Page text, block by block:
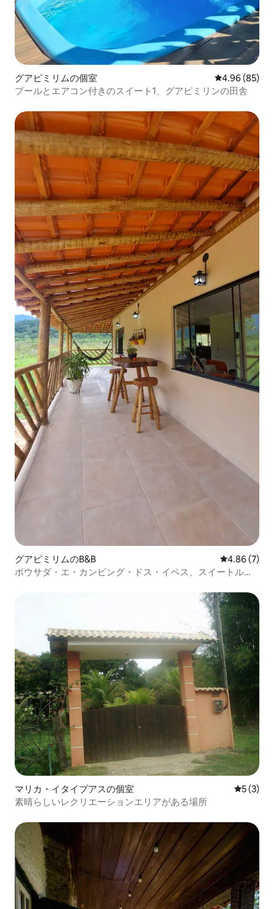
グアピミリムの個室 レビュー85
4.96 (85)
プールとエアコン付きのスイート1、グアピミリンの田舎
グアピミリムのB&B レビュー7
4.86 (7)
ポウサダ・エ・カンピング・ドス・イペス、スイートルー
マリカ・イタイプアスの個室 レビュー
5 (3)
素晴らしいレクリエーションエリアがある場所